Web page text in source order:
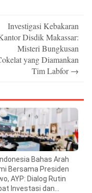
Investigasi Kebakaran
Disdik Makassar:
Misteri Bungkusan
yang Diamankan
Tim Labfor→
Bahas Arah
Bersama Presiden
AYP: Dialog Rutin
Investasi dan